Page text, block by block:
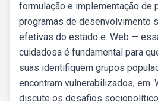
formulação e implementação de
programas de desenvolvimento
efetivas do estado e. Web —
cuidadosa é fundamental para
suas identifiquem grupos
encontram vulnerabilizados, em.
discute os desafios